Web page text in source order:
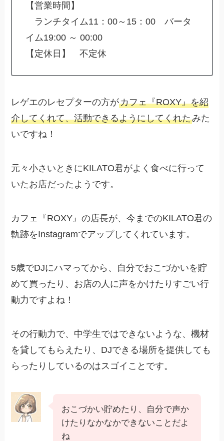
【営業時間】
ランチタイム11：00～15：00 バータ
イム19:00 ～ 00:00
【定休日】 不定休
レゲエのレセプターの方がカフェ『ROXY』を紹
介してくれて、活動できるようにしてくれたみた
いですね！
元々小さいときにKILATO君がよく食べに行って
いたお店だったようです。
カフェ『ROXY』の店長が、今までのKILATO君の
軌跡をInstagramでアップしてくれています。
5歳でDJにハマってから、自分でおこづかいを貯
めて買ったり、お店の人に声をかけたりすごい行
動力ですよね！
その行動力で、中学生ではできないような、機材
を貸してもらえたり、DJできる場所を提供しても
らったりしているのはスゴイことです。
おこづかい貯めたり、自分で声か
けたりなかなかできないことだよ
ね